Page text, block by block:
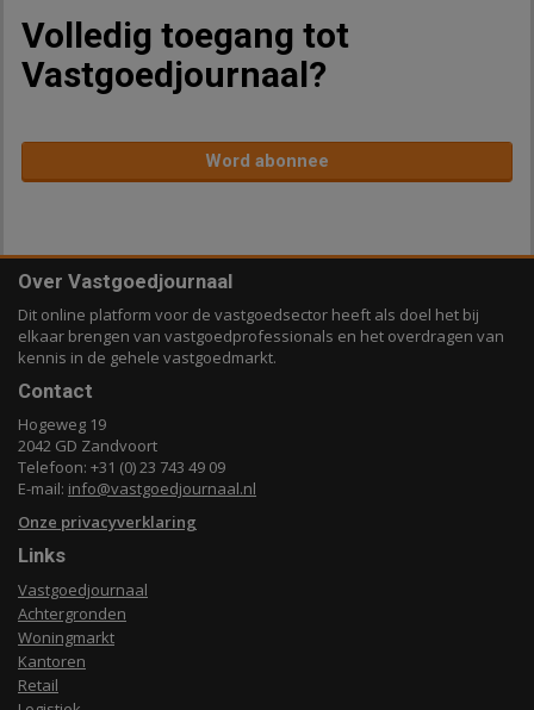
Volledig toegang tot
Vastgoedjournaal?
Word abonnee
Over Vastgoedjournaal
Dit online platform voor de vastgoedsector heeft als doel het bij
elkaar brengen van vastgoedprofessionals en het overdragen van
kennis in de gehele vastgoedmarkt.
Contact
Hogeweg 19
2042 GD Zandvoort
Telefoon: +31 (0) 23 743 49 09
E-mail: info@vastgoedjournaal.nl
Onze privacyverklaring
Links
Vastgoedjournaal
Achtergronden
Woningmarkt
Kantoren
Retail